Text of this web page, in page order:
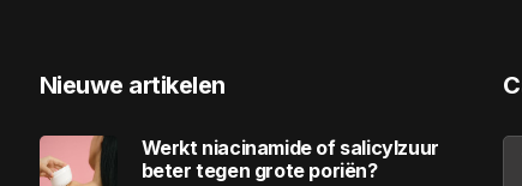
Nieuwe artikelen
Werkt niacinamide of salicylzuur
beter tegen grote poriën?